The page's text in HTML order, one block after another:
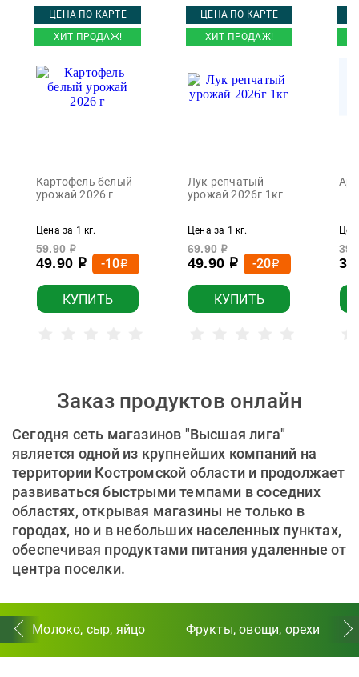
ЦЕНА ПО КАРТЕ
ХИТ ПРОДАЖ!
Картофель белый
урожай 2026 г
Цена за 1 кг.
59.90 р
49.90 р -10р
КУПИТЬ
ЦЕНА ПО КАРТЕ
ХИТ ПРОДАЖ!
Лук репчатый
урожай 2026г 1кг
Цена за 1 кг.
69.90 р
49.90 р -20р
КУПИТЬ
Заказ продуктов онлайн
Сегодня сеть магазинов "Высшая лига"
является одной из крупнейших компаний на
территории Костромской области и продолжает
развиваться быстрыми темпами в соседних
областях, открывая магазины не только в
городах, но и в небольших населенных пунктах,
обеспечивая продуктами питания удаленные от
центра поселки.
Молоко, сыр, яйцо Фрукты, овощи, орехи